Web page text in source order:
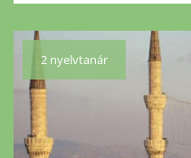
2 nyelvtanár